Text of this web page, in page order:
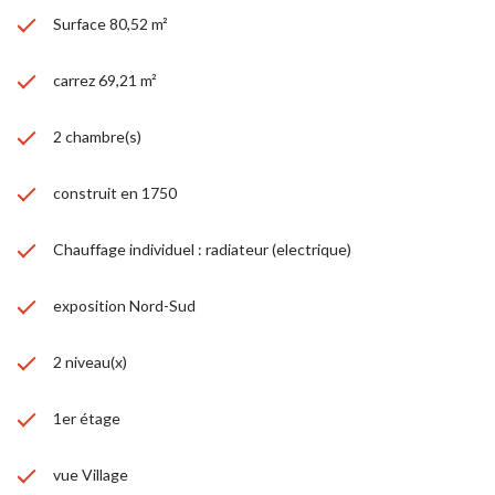
Surface 80,52 m²
carrez 69,21 m²
2 chambre(s)
construit en 1750
Chauffage individuel : radiateur (electrique)
exposition Nord-Sud
2 niveau(x)
1er étage
vue Village